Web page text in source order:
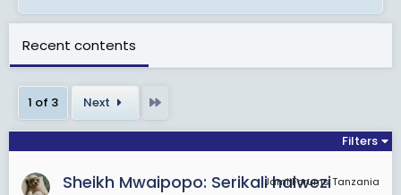
Recent contents
1 of 3 Next
Filters
JamiiForums Tanzania
Sheikh Mwaipopo: Serikali haiwezi